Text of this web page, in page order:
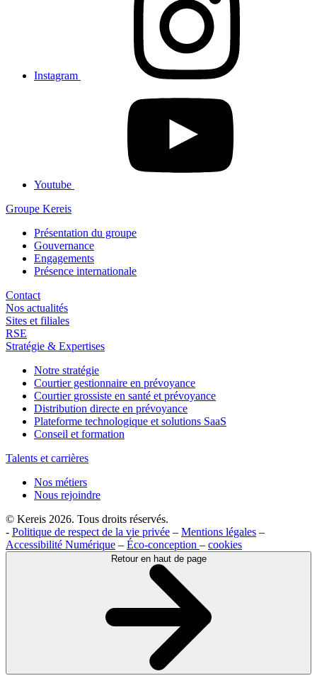
Instagram
Youtube
Groupe Kereis
Présentation du groupe
Gouvernance
Engagements
Présence internationale
Contact
Nos actualités
Sites et filiales
RSE
Stratégie & Expertises
Notre stratégie
Courtier gestionnaire en prévoyance
Courtier grossiste en santé et prévoyance
Distribution directe en prévoyance
Plateforme technologique et solutions SaaS
Conseil et formation
Talents et carrières
Nos métiers
Nous rejoindre
© Kereis 2026. Tous droits réservés.
- Politique de respect de la vie privée – Mentions légales –
Accessibilité Numérique – Éco-conception – cookies
Retour en haut de page